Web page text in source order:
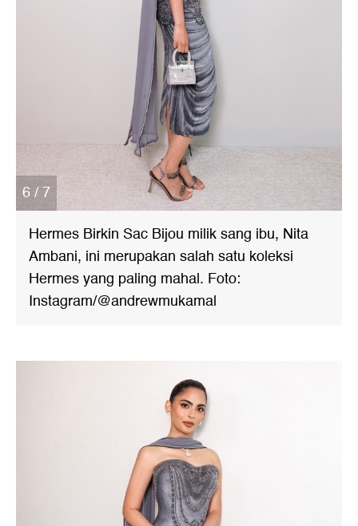
6 / 7
Hermes Birkin Sac Bijou milik sang ibu, Nita
Ambani, ini merupakan salah satu koleksi
Hermes yang paling mahal. Foto:
Instagram/@andrewmukamal